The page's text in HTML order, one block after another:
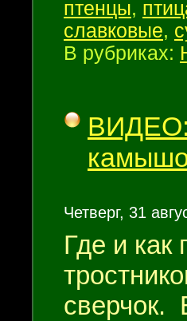
птенцы,
славковые,
В рубриках:
ВИДЕО:
Четверг, 31
Где и как
сверчок.